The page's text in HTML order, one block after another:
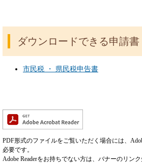
ダウンロードできる申請書
市民税 ・ 県民税申告書
PDF形式のファイルをご覧いただく場合には、
必要です。
Adobe Readerをお持ちでない方は、バナーのリン